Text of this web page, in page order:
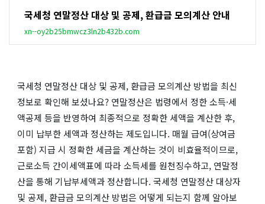
국세청 연말정산 대상 및 공제, 환급금 모의계산 안내
xn--oy2b25bmwcz3ln2b432b.com
국세청 연말정산 대상 및 공제, 환급금 모의계산 방법을 최신
정보로 확인해 보셨나요? 연말정산은 법령에서 정한 소득·세
액공제 등을 반영하여 최종적으로 정확한 세액을 계산한 후,
이미 납부한 세액과 정산하는 제도입니다. 매월 급여(상여금
포함) 지급 시 정확한 세금을 계산하는 것이 비효율적이므로,
근로소득 간이세액표에 따라 소득세를 원천징수하고, 연말정
산을 통해 기납부세액과 정산합니다. 국세청 연말정산 대상자
및 공제, 환급금 모의계산 방법은 어떻게 되는지 함께 알아보